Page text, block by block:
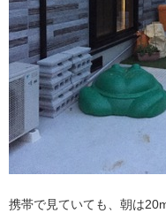
携帯で見ていても、朝は